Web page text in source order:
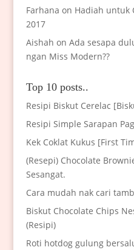
Farhana on Hadiah untuk
2017
Aishah on Ada sesapa
ngan Miss Modern??
Top 10 posts..
Resipi Biskut Cerelac
Resipi Simple Sarapan
Kek Coklat Kukus [First
(Resepi) Chocolate
Sesangat.
Cara mudah nak cari
Biskut Chocolate Chips
(Resipi)
Roti hotdog gulung